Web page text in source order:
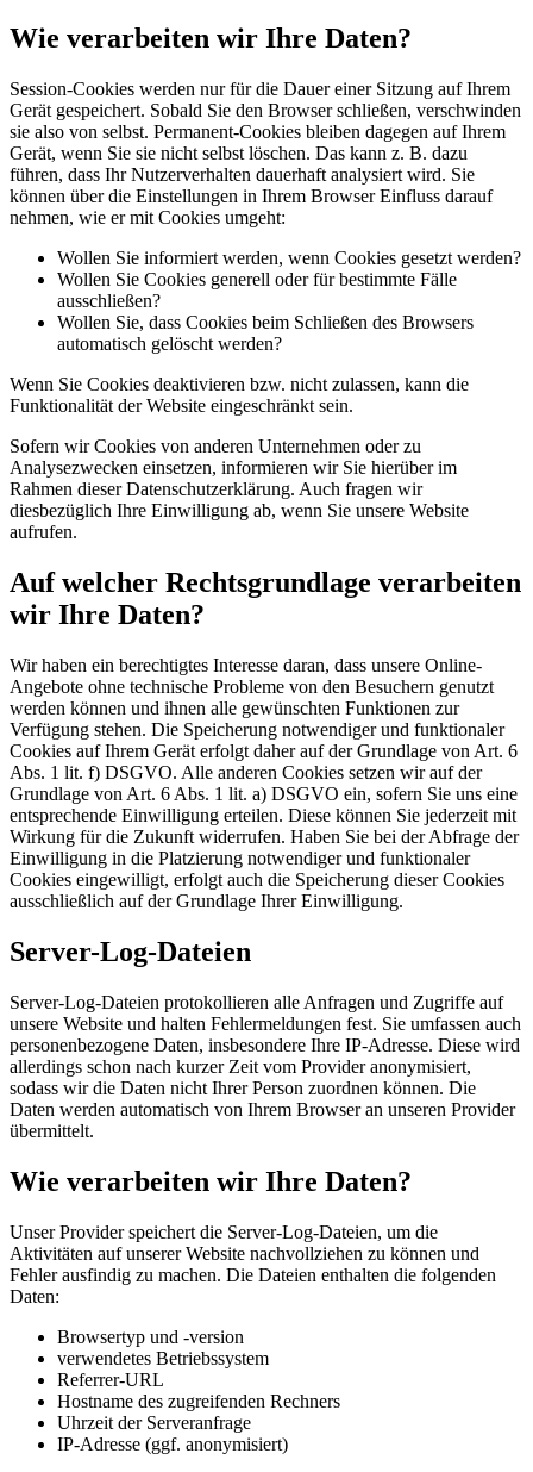
Wie verarbeiten wir Ihre Daten?
Session-Cookies werden nur für die Dauer einer Sitzung auf Ihrem
Gerät gespeichert. Sobald Sie den Browser schließen, verschwinden
sie also von selbst. Permanent-Cookies bleiben dagegen auf Ihrem
Gerät, wenn Sie sie nicht selbst löschen. Das kann z. B. dazu
führen, dass Ihr Nutzerverhalten dauerhaft analysiert wird. Sie
können über die Einstellungen in Ihrem Browser Einfluss darauf
nehmen, wie er mit Cookies umgeht:
Wollen Sie informiert werden, wenn Cookies gesetzt werden?
Wollen Sie Cookies generell oder für bestimmte Fälle
ausschließen?
Wollen Sie, dass Cookies beim Schließen des Browsers
automatisch gelöscht werden?
Wenn Sie Cookies deaktivieren bzw. nicht zulassen, kann die
Funktionalität der Website eingeschränkt sein.
Sofern wir Cookies von anderen Unternehmen oder zu
Analysezwecken einsetzen, informieren wir Sie hierüber im
Rahmen dieser Datenschutzerklärung. Auch fragen wir
diesbezüglich Ihre Einwilligung ab, wenn Sie unsere Website
aufrufen.
Auf welcher Rechtsgrundlage verarbeiten
wir Ihre Daten?
Wir haben ein berechtigtes Interesse daran, dass unsere Online-
Angebote ohne technische Probleme von den Besuchern genutzt
werden können und ihnen alle gewünschten Funktionen zur
Verfügung stehen. Die Speicherung notwendiger und funktionaler
Cookies auf Ihrem Gerät erfolgt daher auf der Grundlage von Art. 6
Abs. 1 lit. f) DSGVO. Alle anderen Cookies setzen wir auf der
Grundlage von Art. 6 Abs. 1 lit. a) DSGVO ein, sofern Sie uns eine
entsprechende Einwilligung erteilen. Diese können Sie jederzeit mit
Wirkung für die Zukunft widerrufen. Haben Sie bei der Abfrage der
Einwilligung in die Platzierung notwendiger und funktionaler
Cookies eingewilligt, erfolgt auch die Speicherung dieser Cookies
ausschließlich auf der Grundlage Ihrer Einwilligung.
Server-Log-Dateien
Server-Log-Dateien protokollieren alle Anfragen und Zugriffe auf
unsere Website und halten Fehlermeldungen fest. Sie umfassen auch
personenbezogene Daten, insbesondere Ihre IP-Adresse. Diese wird
allerdings schon nach kurzer Zeit vom Provider anonymisiert,
sodass wir die Daten nicht Ihrer Person zuordnen können. Die
Daten werden automatisch von Ihrem Browser an unseren Provider
übermittelt.
Wie verarbeiten wir Ihre Daten?
Unser Provider speichert die Server-Log-Dateien, um die
Aktivitäten auf unserer Website nachvollziehen zu können und
Fehler ausfindig zu machen. Die Dateien enthalten die folgenden
Daten:
Browsertyp und -version
verwendetes Betriebssystem
Referrer-URL
Hostname des zugreifenden Rechners
Uhrzeit der Serveranfrage
IP-Adresse (ggf. anonymisiert)